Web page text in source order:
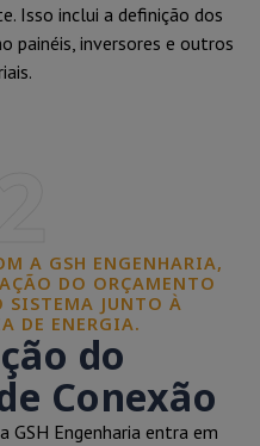
Isso inclui a definição dos
painéis, inversores e outros
A GSH ENGENHARIA,
DO ORÇAMENTO
SISTEMA JUNTO À
DE ENERGIA.
do
Conexão
GSH Engenharia entra em